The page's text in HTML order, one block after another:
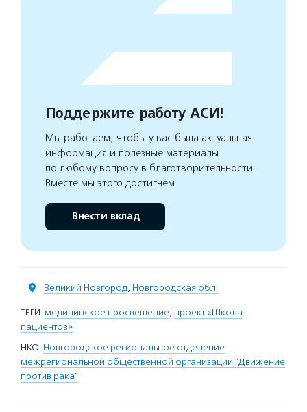
Поддержите работу АСИ!
Мы работаем, чтобы у вас была актуальная
информация и полезные материалы
по любому вопросу в благотворительности.
Вместе мы этого достигнем
Внести вклад
Великий Новгород, Новгородская обл.
ТЕГИ: медицинское просвещение, проект «Школа
пациентов»
НКО: Новгородское региональное отделение
межрегиональной общественной организации "Движение
против рака"